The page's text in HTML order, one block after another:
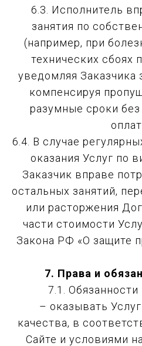
6.3. Исполнитель
занятия по
(например, при
технических сбоях
уведомляя Заказчика
компенсируя
разумные сроки
6.4. В случае
оказания Услуг по
Заказчик вправе
остальных занятий,
или расторжения
части стоимости
Закона РФ «О защите
7. Права и
7.1.
– оказывать
качества, в
Сайте и условиями